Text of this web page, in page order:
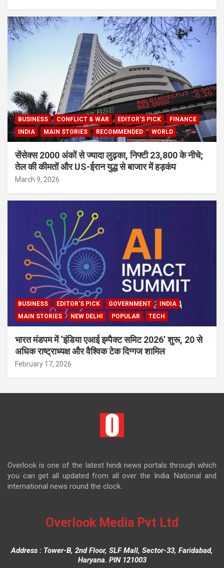
BUSINESS CONFLICT & WAR EDITOR'S PICK
FINANCE
INDIA
MAIN STORIES RECOMMENDED WORLD
सेंसेक्स 2000 अंकों से ज्यादा लुढ़का, निफ्टी 23,800 के नीचे;
तेल की कीमतों और US-ईरान युद्ध से बाजार में हड़कंप
March 9, 2026
BUSINESS EDITOR'S PICK GOVERNMENT
INDIA
MAIN STORIES
NEW DELHI POPULAR TECH
भारत मंडपम में ‘इंडिया एआई इम्पैक्ट समिट 2026’ शुरू, 20 से
अधिक राष्ट्राध्यक्ष और वैश्विक टेक दिग्गज शामिल
February 17, 2026
Overlook is one of the latest hindi news portals through which
you can get all updated from all over the India. National and
international news round the clock.
Overlook Media Pvt Ltd
Address : Tower-B, 2nd Floor, SLF Mall, Sector-33, Faridabad,
Haryana. PIN 121003